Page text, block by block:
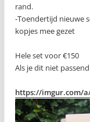
rand.
-Toendertijd nieuwe
kopjes mee gezet
Hele set voor €150
Als je dit niet
https://imgur.com/a/